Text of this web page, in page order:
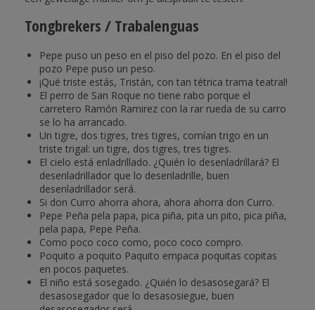
Tongbrekers / Trabalenguas
Pepe puso un peso en el piso del pozo. En el piso del
pozo Pepe puso un peso.
¡Qué triste estás, Tristán, con tan tétrica trama teatral!
El perro de San Roque no tiene rabo porque el
carretero Ramón Ramirez con la rar rueda de su carro
se lo ha arrancado.
Un tigre, dos tigres, tres tigres, comían trigo en un
triste trigal: un tigre, dos tigres, tres tigres.
El cielo está enladrillado. ¿Quién lo desenladrillará? El
desenladrillador que lo desenladrille, buen
desenladrillador será.
Si don Curro ahorra ahora, ahora ahorra don Curro.
Pepe Peña pela papa, pica piña, pita un pito, pica piña,
pela papa, Pepe Peña.
Como poco coco como, poco coco compro.
Poquito a poquito Paquito empaca poquitas copitas
en pocos paquetes.
El niño está sosegado. ¿Quién lo desasosegará? El
desasosegador que lo desasosiegue, buen